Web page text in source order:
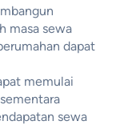
masa sewa
dapat
memulai
sewa